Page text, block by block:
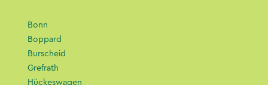
Bonn
Boppard
Burscheid
Grefrath
Hückeswagen